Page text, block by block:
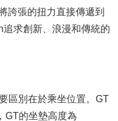
誇張的扭力直接傳遞到
求創新、浪漫和傳統的
區別在於乘坐位置。GT
GT的坐墊高度為